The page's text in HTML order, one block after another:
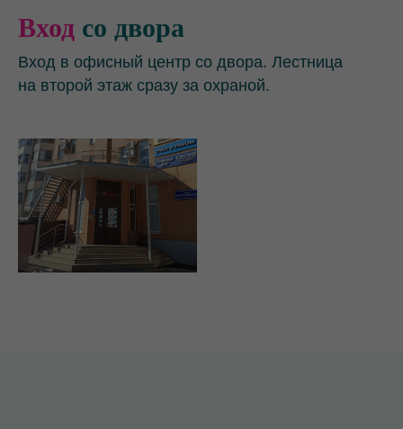
Вход со двора
Вход в офисный центр со двора. Лестница
на второй этаж сразу за охраной.